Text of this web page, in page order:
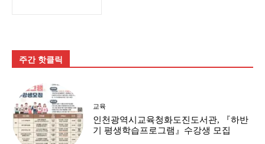
주간 핫클릭
교육
인천광역시교육청화도진도서관, 『하반
기 평생학습프로그램』수강생 모집